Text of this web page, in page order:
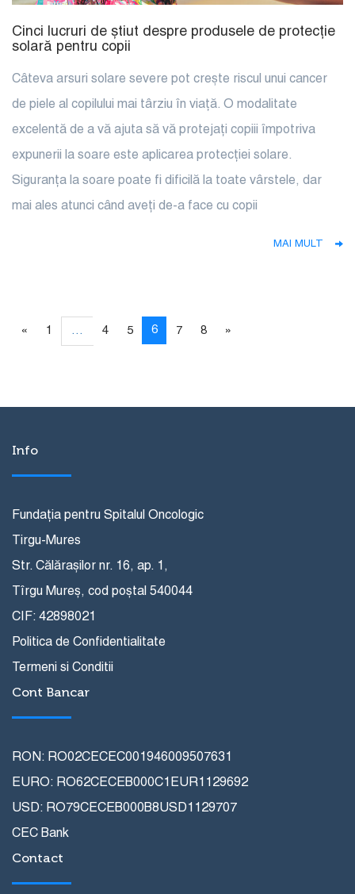
Cinci lucruri de știut despre produsele de protecție
solară pentru copii
Câteva arsuri solare severe pot crește riscul unui cancer
de piele al copilului mai târziu în viață. O modalitate
excelentă de a vă ajuta să vă protejați copiii împotriva
expunerii la soare este aplicarea protecției solare.
Siguranța la soare poate fi dificilă la toate vârstele, dar
mai ales atunci când aveți de-a face cu copii
MAI MULT
« 1 … 4 5 6 7 8 »
Info
Fundația pentru Spitalul Oncologic
Tirgu-Mures
Str. Călărașilor nr. 16, ap. 1,
Tîrgu Mureș, cod poștal 540044
CIF: 42898021
Politica de Confidentialitate
Termeni si Conditii
Cont Bancar
RON: RO02CECEC001946009507631
EURO: RO62CECEB000C1EUR1129692
USD: RO79CECEB000B8USD1129707
CEC Bank
Contact